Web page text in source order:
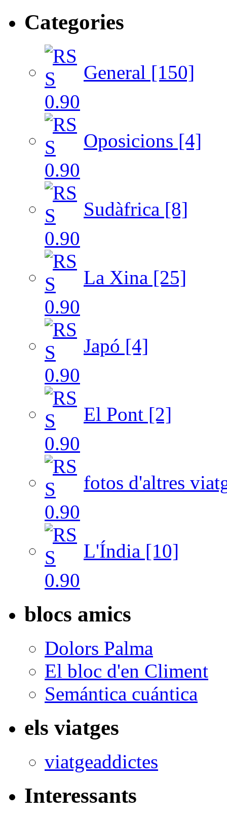
Categories
General [150]
Oposicions [4]
Sudàfrica [8]
La Xina [25]
Japó [4]
El Pont [2]
fotos d'altres
L'Índia [10]
blocs amics
Dolors Palma
El bloc d'en Climent
Semántica cuántica
els viatges
viatgeaddictes
Interessants